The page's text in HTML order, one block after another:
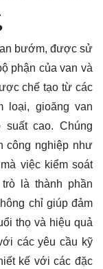
bướm, được sử
phận của van và
chế tạo từ các
loại, gioăng van
cao. Chúng
công nghiệp như
việc kiểm soát
là thành phần
chỉ giúp đảm
thọ và hiệu quả
các yêu cầu kỹ
kế với các đặc